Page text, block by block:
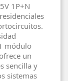
1P+N
módulo
un
sencilla y
sistemas